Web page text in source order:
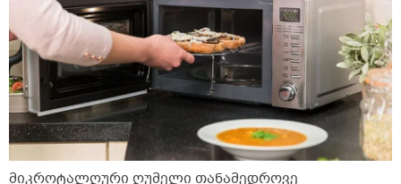
მიკროტალღური ღუმელი თანამედროვე